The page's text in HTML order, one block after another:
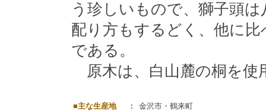
う珍しいもので、獅子頭
配り方もするどく、他に
である。
原木は、白山麓の桐を使
■主な生産地 ：
金沢市・鶴来町